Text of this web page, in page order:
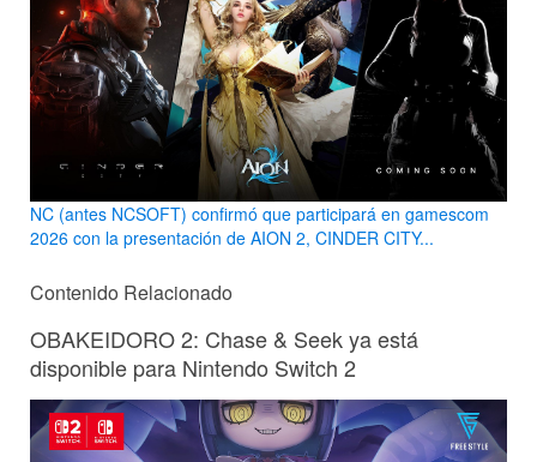
NC (antes NCSOFT) confirmó que participará en gamescom
2026 con la presentación de AION 2, CINDER CITY...
Contenido Relacionado
OBAKEIDORO 2: Chase & Seek ya está
disponible para Nintendo Switch 2